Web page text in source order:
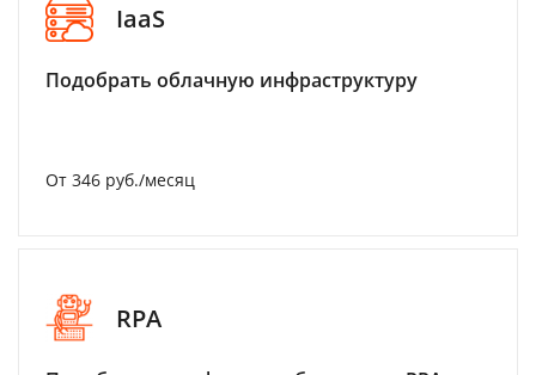
IaaS
Подобрать облачную инфраструктуру
От 346 руб./месяц
RPA